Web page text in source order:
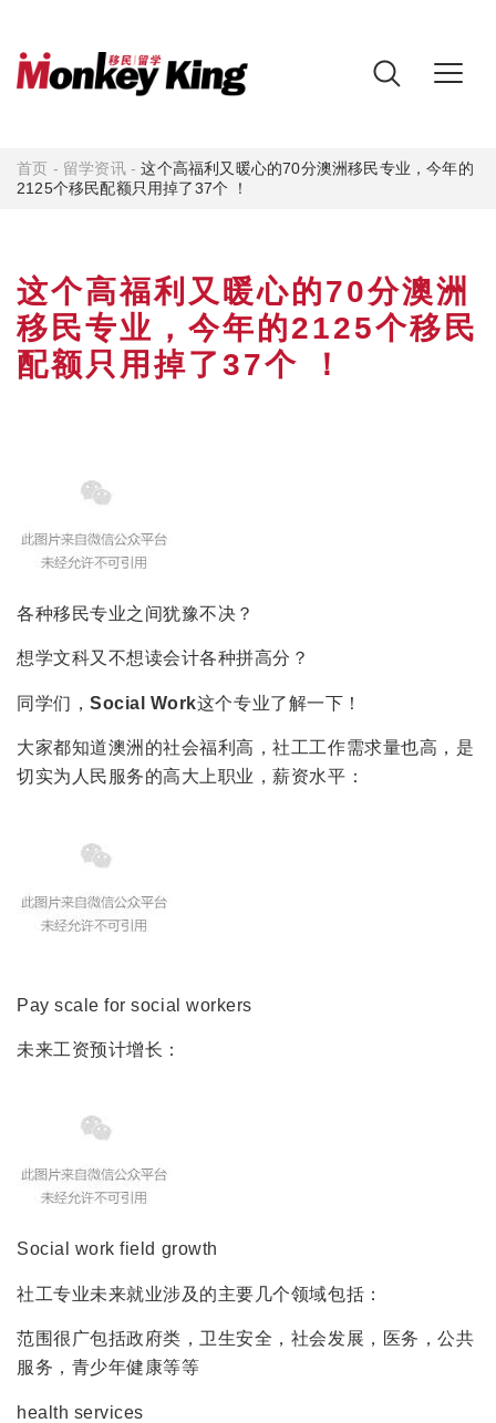
首页 - 留学资讯-这个高福利又暖心的70分澳洲移民专业，今年的
2125个移民配额只用掉了37个 ！
这个高福利又暖心的70分澳洲
移民专业，今年的2125个移民
配额只用掉了37个 ！
各种移民专业之间犹豫不决？
想学文科又不想读会计各种拼高分？
同学们，Social Work这个专业了解一下！
大家都知道澳洲的社会福利高，社工工作需求量也高，是
切实为人民服务的高大上职业，薪资水平：
Pay scale for social workers
未来工资预计增长：
Social work field growth
社工专业未来就业涉及的主要几个领域包括：
范围很广包括政府类，卫生安全，社会发展，医务，公共
服务，青少年健康等等
health services